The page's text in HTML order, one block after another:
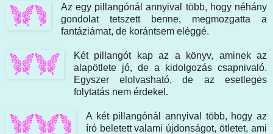
Az egy pillangónál annyival több, hogy néhány
gondolat tetszett benne, megmozgatta a
fantáziámat, de korántsem eléggé.
Két pillangót kap az a könyv, aminek az
alapötlete jó, de a kidolgozás csapnivaló.
Egyszer elolvasható, de az esetleges
folytatás nem érdekel.
A két pillangónál annyival több, hogy az
író beletett valami újdonságot, ötletet, ami